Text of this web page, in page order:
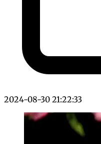
2024-08-30 21:22:33